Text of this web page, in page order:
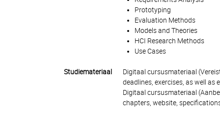
Prototyping
Evaluation Methods
Models and Theories
HCI Research Methods
Use Cases
Studiemateriaal
Digitaal cursusmateriaal
deadlines, exercises, as well
Digitaal cursusmateriaal
chapters, website,